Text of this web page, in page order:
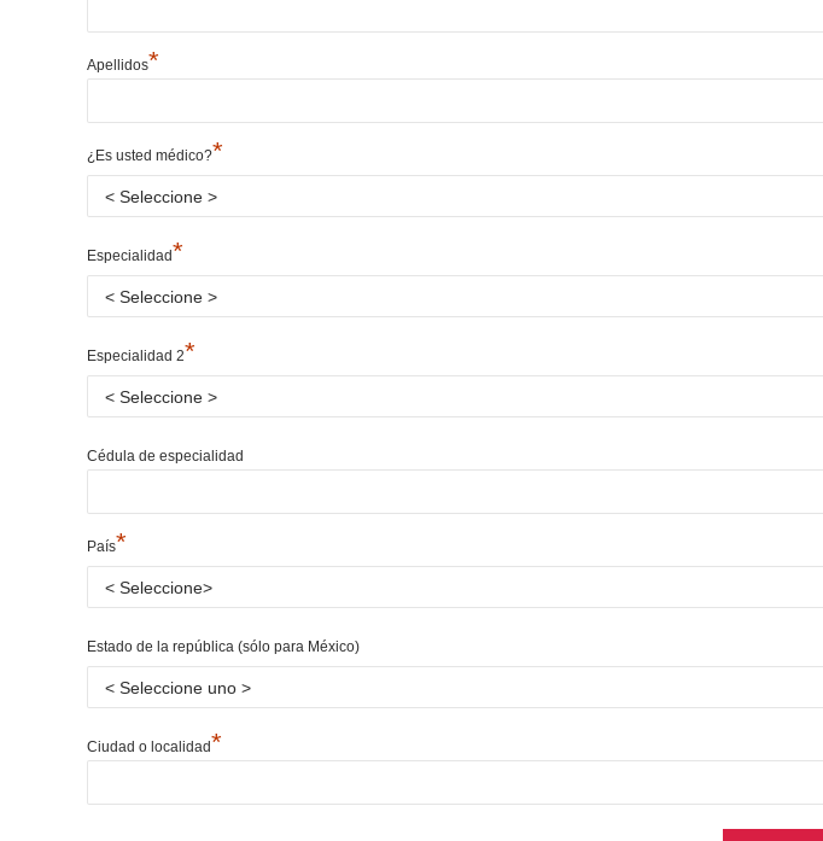
Apellidos*
¿Es usted médico?*
Especialidad*
Especialidad 2*
Cédula de especialidad
País*
Estado de la república (sólo para México)
Ciudad o localidad*